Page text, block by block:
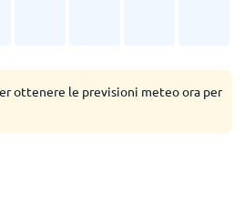
ottenere le previsioni meteo ora per